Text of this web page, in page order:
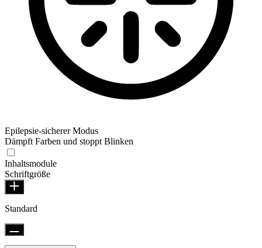
Epilepsie-sicherer Modus
Dämpft Farben und stoppt Blinken
Inhaltsmodule
Schriftgröße
Standard